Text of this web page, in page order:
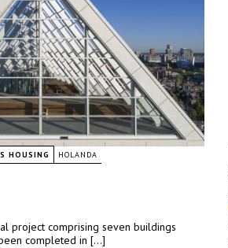
HOUSING HOLANDA
project comprising seven buildings
completed in [...]